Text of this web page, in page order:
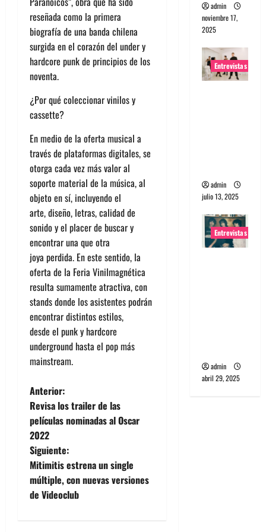
reseñada como la primera
biografía de una banda chilena
surgida en el corazón del under y
hardcore punk de principios de los
noventa.
¿Por qué coleccionar vinilos y
cassette?
En medio de la oferta musical a
través de plataformas digitales, se
otorga cada vez más valor al
soporte material de la música, al
objeto en sí, incluyendo el
arte, diseño, letras, calidad de
sonido y el placer de buscar y
encontrar una que otra
joya perdida. En este sentido, la
oferta de la Feria Vinilmagnética
resulta sumamente atractiva, con
stands donde los asistentes podrán
encontrar distintos estilos,
desde el punk y hardcore
underground hasta el pop más
mainstream.
N
a
v
e
g
Anterior:
Revisa los trailer de las
películas nominadas al Oscar
2022
Siguiente:
Mitimitis estrena un single
múltiple, con nuevas versiones
de Videoclub
admin
noviembre 17,
2025
Entrevistas
admin
julio 13, 2025
Entrevistas
admin
abril 29, 2025